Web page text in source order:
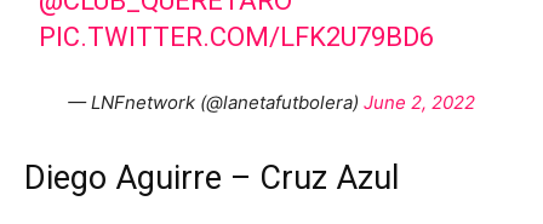
PIC.TWITTER.COM/LFK2U79BD6
— LNFnetwork (@lanetafutbolera) June 2, 2022
Diego Aguirre – Cruz Azul